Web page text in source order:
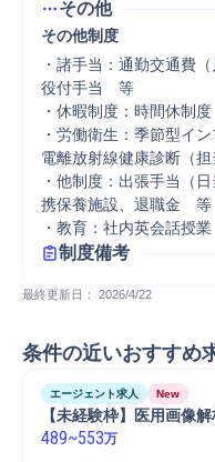
その他
その他制度
・諸手当：通勤交通費
役付手当　等
・休暇制度：時間休制度
・労働衛生：季節型イ
電離放射線健康診断（担
・他制度：出張手当（
携保養施設、
・教育：社内英会話授業
制度備考
最終更新日： 2026/4/22
条件の近いおすすめ
エージェント求人 New
【未経験枠】医用画像
489~553万